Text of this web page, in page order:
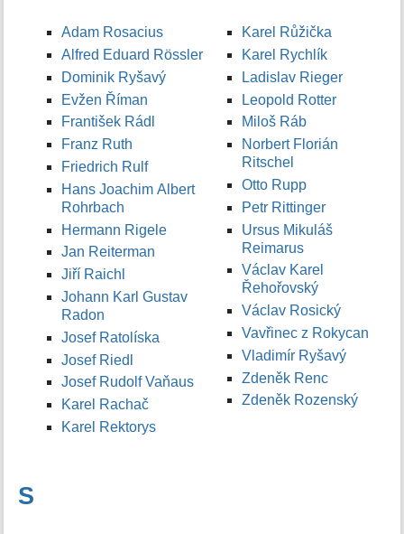
Adam Rosacius
Alfred Eduard Rössler
Dominik Ryšavý
Evžen Říman
František Rádl
Franz Ruth
Friedrich Rulf
Hans Joachim Albert
Rohrbach
Hermann Rigele
Jan Reiterman
Jiří Raichl
Johann Karl Gustav
Radon
Josef Ratolíska
Josef Riedl
Josef Rudolf Vaňaus
Karel Rachač
Karel Rektorys
Karel Růžička
Karel Rychlík
Ladislav Rieger
Leopold Rotter
Miloš Ráb
Norbert Florián
Ritschel
Otto Rupp
Petr Rittinger
Ursus Mikuláš
Reimarus
Václav Karel
Řehořovský
Václav Rosický
Vavřinec z Rokycan
Vladimír Ryšavý
Zdeněk Renc
Zdeněk Rozenský
S